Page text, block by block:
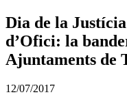
Dia de la
d’Ofici: la
Ajuntaments de
12/07/2017